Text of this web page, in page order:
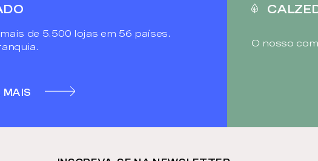
de 5.500 lojas em 56 países.
MAIS
O nosso